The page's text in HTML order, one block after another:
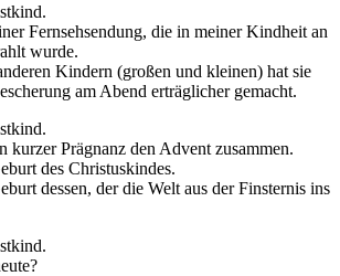
Fernsehsendung, die in meiner Kindheit an
wurde.
Kindern (großen und kleinen) hat sie
am Abend erträglicher gemacht.
kurzer Prägnanz den Advent zusammen.
des Christuskindes.
dessen, der die Welt aus der Finsternis ins